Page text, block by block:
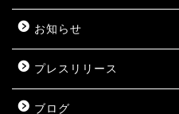
お知らせ
プレスリリース
ブログ